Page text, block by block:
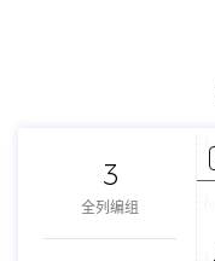
3
全列编组